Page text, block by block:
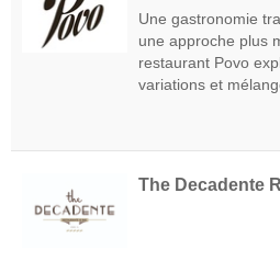
Une gastronomie
une approche plus
restaurant Povo
variations et
The Decadente